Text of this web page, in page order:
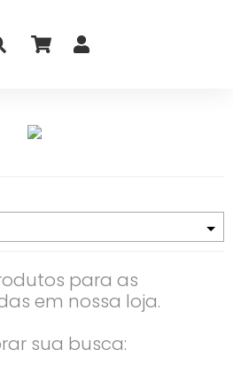
para as
em nossa loja.
sua busca: